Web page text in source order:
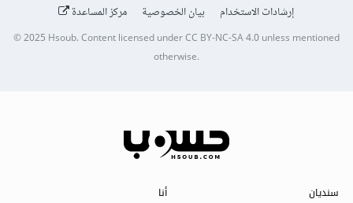
إرشادات الاستخدام
بيان الخصوصية مركز المساعدة
© 2025Hsoub.Content licensed underCC BY-NC-SA 4.0unless mentioned
otherwise.